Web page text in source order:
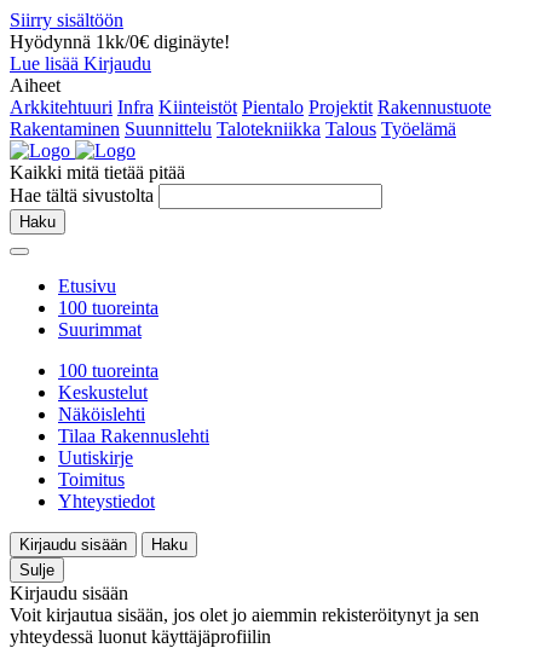
Siirry sisältöön
Hyödynnä 1kk/0€ diginäyte!
Lue lisää Kirjaudu
Aiheet
Arkkitehtuuri Infra Kiinteistöt Pientalo Projektit Rakennustuote
Rakentaminen Suunnittelu Talotekniikka Talous Työelämä
Kaikki mitä tietää pitää
Hae tältä sivustolta
Haku
Etusivu
100 tuoreinta
Suurimmat
100 tuoreinta
Keskustelut
Näköislehti
Tilaa Rakennuslehti
Uutiskirje
Toimitus
Yhteystiedot
Kirjaudu sisään
Haku
Sulje
Kirjaudu sisään
Voit kirjautua sisään, jos olet jo aiemmin rekisteröitynyt ja sen
yhteydessä luonut käyttäjäprofiilin